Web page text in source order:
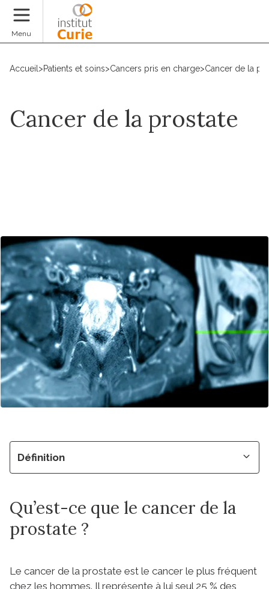
Menu
Accueil >Patients et soins>Cancers pris en charge>Cancer de la
Cancer de la prostate
Définition
Qu’est-ce que le cancer de la
prostate ?
Le cancer de la prostate est le cancer le plus fréquent
chez les hommes. Il représente à lui seul 25 % des